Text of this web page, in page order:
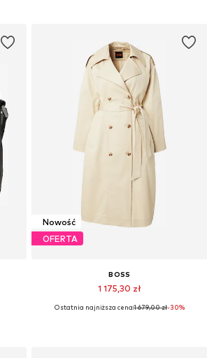
Nowość
OFERTA
BOSS
1 175,30 zł
Dostępne rozmiary: XS, S, M, L, XL, XXL
Ostatnia najniższa cena:1 679,00 zł-30%